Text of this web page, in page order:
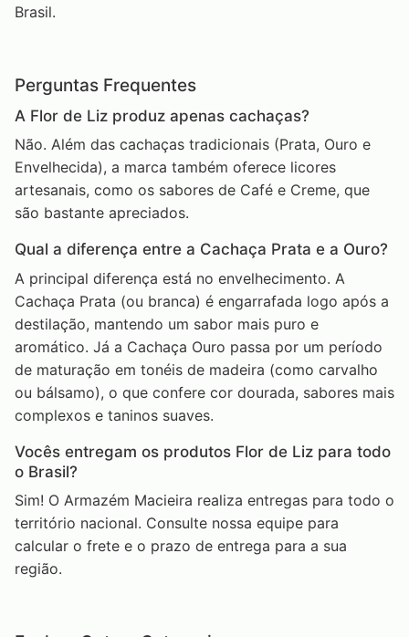
Brasil.
Perguntas Frequentes
A Flor de Liz produz apenas cachaças?
Não. Além das cachaças tradicionais (Prata, Ouro e
Envelhecida), a marca também oferece licores
artesanais, como os sabores de Café e Creme, que
são bastante apreciados.
Qual a diferença entre a Cachaça Prata e a Ouro?
A principal diferença está no envelhecimento. A
Cachaça Prata (ou branca) é engarrafada logo após a
destilação, mantendo um sabor mais puro e
aromático. Já a Cachaça Ouro passa por um período
de maturação em tonéis de madeira (como carvalho
ou bálsamo), o que confere cor dourada, sabores mais
complexos e taninos suaves.
Vocês entregam os produtos Flor de Liz para todo
o Brasil?
Sim! O Armazém Macieira realiza entregas para todo o
território nacional. Consulte nossa equipe para
calcular o frete e o prazo de entrega para a sua
região.